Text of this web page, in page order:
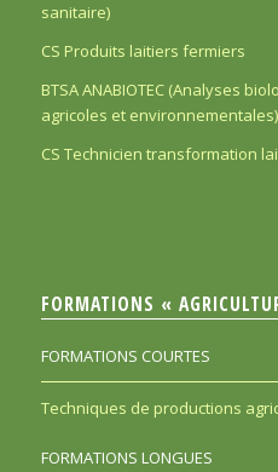
sanitaire)
CS Produits laitiers fermiers
BTSA ANABIOTEC (Analyses
agricoles et environnementales)
CS Technicien transformation
FORMATIONS «
FORMATIONS COURTES
Techniques de productions
FORMATIONS LONGUES